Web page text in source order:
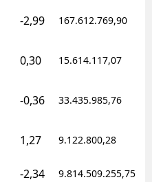
-2,99 167.612.769,90
0,30 15.614.117,07
-0,36 33.435.985,76
1,27 9.122.800,28
-2,34 9.814.509.255,75